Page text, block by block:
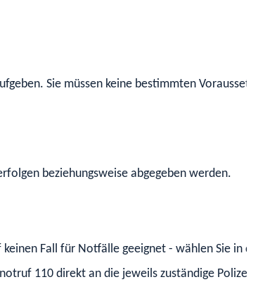
Sie müssen keine bestimmten
beziehungsweise abgegeben werden.
Fall für Notfälle geeignet - wählen Sie in
110 direkt an die jeweils zuständige